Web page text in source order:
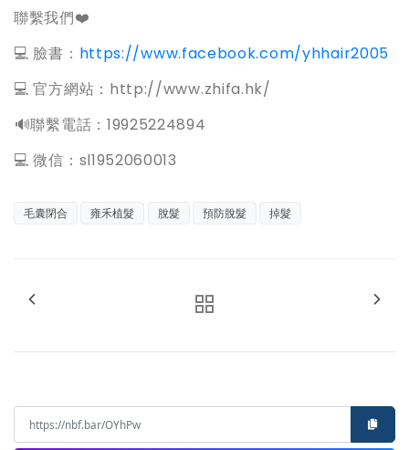
聯繫我們❤️
💻 臉書： https://www.facebook.com/yhhair2005
💻 官方網站：http://www.zhifa.hk/
️🔊聯繫電話：19925224894
💻 微信：sl1952060013
毛囊閉合 雍禾植髮 脫髮 預防脫髮 掉髮